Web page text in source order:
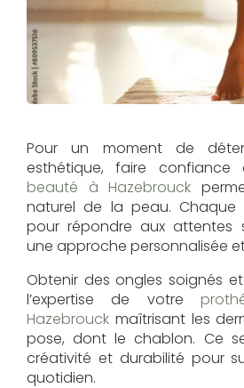
Pour un moment de
esthétique, faire
beauté à Hazebrouck
naturel de la peau.
pour répondre aux attentes
une approche personnalisée
Obtenir des ongles soignés
l’expertise de votre
Hazebrouck maîtrisant les
pose, dont le chablon. Ce
créativité et durabilité pour
quotidien.